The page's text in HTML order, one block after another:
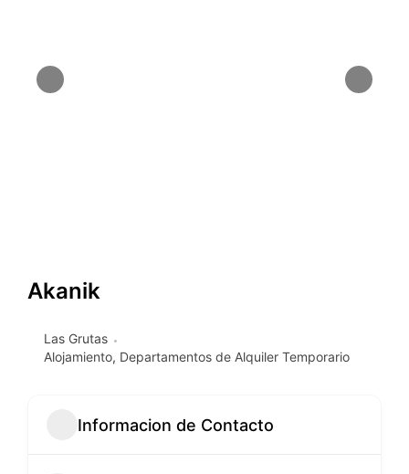
Akanik
Las Grutas
Alojamiento, Departamentos de Alquiler Temporario
Informacion de Contacto